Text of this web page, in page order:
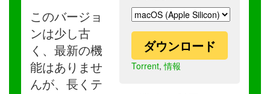
ダウンロード
Torrent,情報
このバージョ
ンは少し古
く、最新の機
能はありませ
んが、長くテ